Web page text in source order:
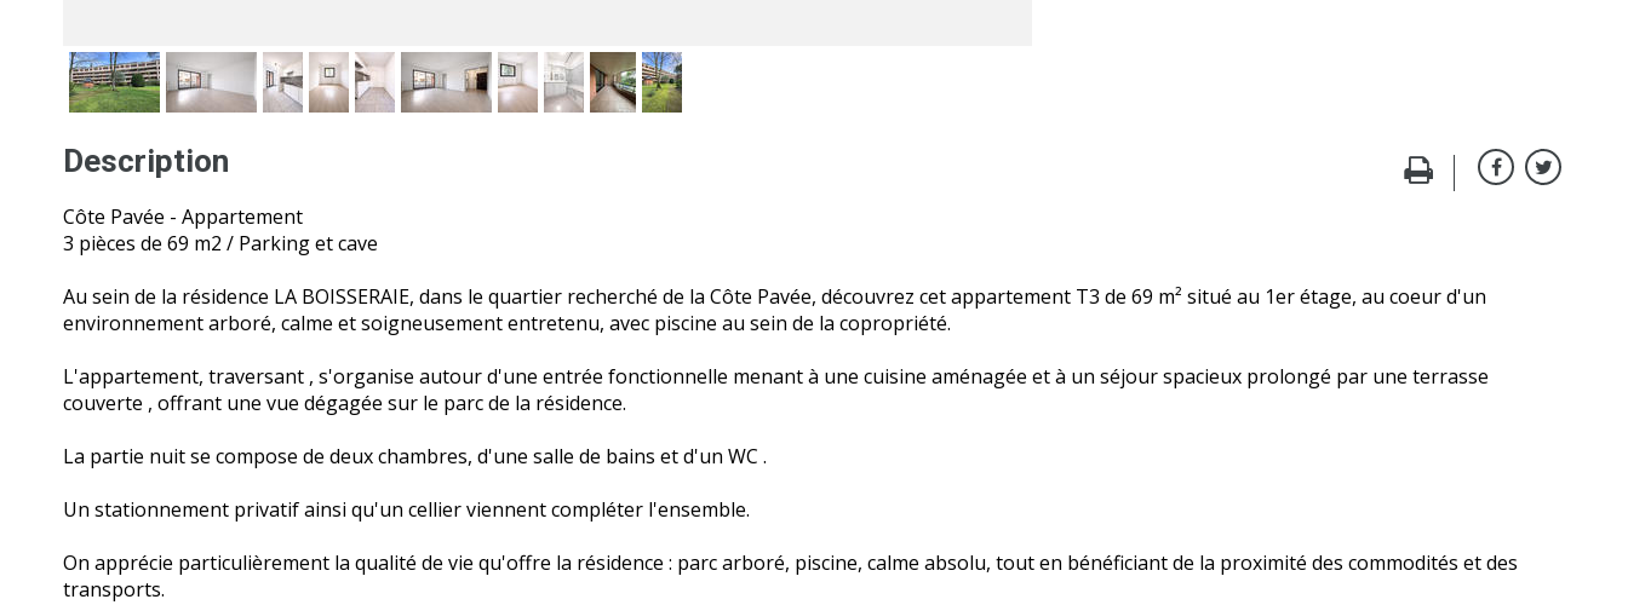
Description
Côte Pavée - Appartement
3 pièces de 69 m2 / Parking et cave
Au sein de la résidence LA BOISSERAIE, dans le quartier recherché de la Côte Pavée, découvrez cet appartement T3 de 69 m² situé au 1er étage, au coeur d'un
environnement arboré, calme et soigneusement entretenu, avec piscine au sein de la copropriété.
L'appartement, traversant , s'organise autour d'une entrée fonctionnelle menant à une cuisine aménagée et à un séjour spacieux prolongé par une terrasse
couverte , offrant une vue dégagée sur le parc de la résidence.
La partie nuit se compose de deux chambres, d'une salle de bains et d'un WC .
Un stationnement privatif ainsi qu'un cellier viennent compléter l'ensemble.
On apprécie particulièrement la qualité de vie qu'offre la résidence : parc arboré, piscine, calme absolu, tout en bénéficiant de la proximité des commodités et des
transports.